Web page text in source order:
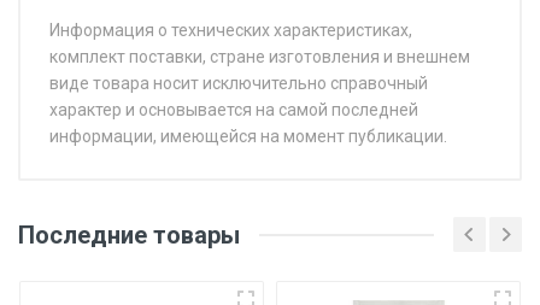
Информация о технических характеристиках,
комплект поставки, стране изготовления и внешнем
виде товара носит исключительно справочный
характер и основывается на самой последней
информации, имеющейся на момент публикации.
Последние товары